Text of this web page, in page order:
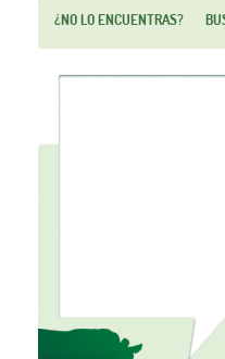
¿NO LO ENCUENTRAS?